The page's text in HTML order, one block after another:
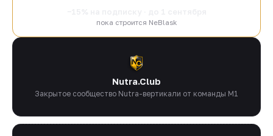
пока строится NeBlask
Nutra.Club
Закрытое сообщество Nutra-вертикали от команды M1